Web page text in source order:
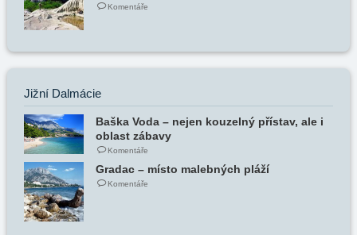
Komentáře
Jižní Dalmácie
Baška Voda – nejen kouzelný přístav, ale i
oblast zábavy
Komentáře
Gradac – místo malebných pláží
Komentáře